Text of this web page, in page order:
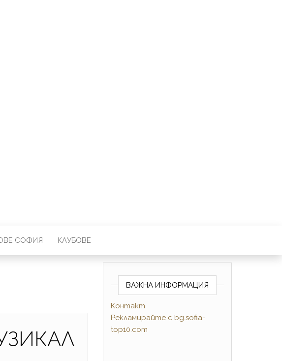
СОФИЯ КЛУБОВЕ
ВАЖНА ИНФОРМАЦИЯ
Контакт
Рекламирайте с bg.sofia-
top10.com